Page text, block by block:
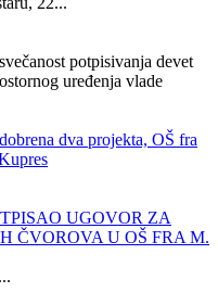
potpisivanja devet
uređenja vlade
dva projekta, OŠ fra
UGOVOR ZA
ČVOROVA U OŠ FRA M.